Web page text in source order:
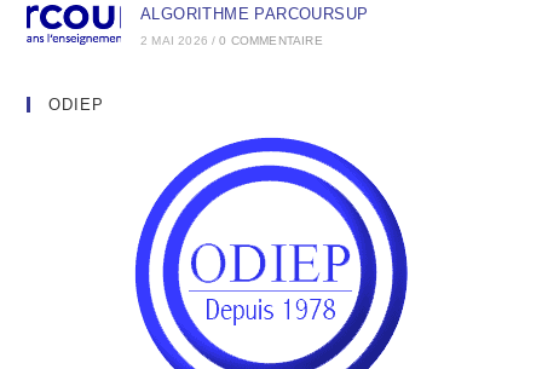
ALGORITHME PARCOURSUP
2 MAI 2026 / 0 COMMENTAIRE
ODIEP